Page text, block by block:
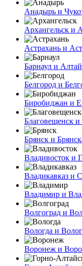
Анадырь и
Архангельск и
Астрахань и
Барнаул и
Белгород и
Биробиджан и
Благовещенск и
Брянск и
Владивосток и
Владикавказ и
Владимир и
Волгоград и
Вологда и
Воронеж и